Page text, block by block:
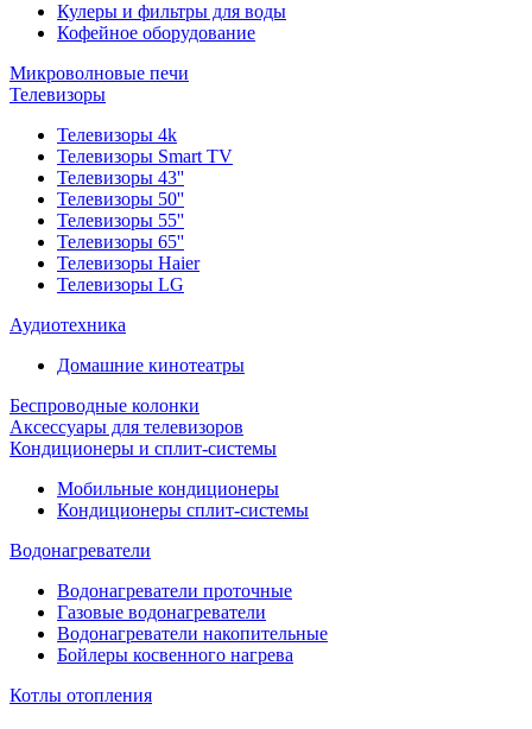
Кулеры и фильтры для воды
Кофейное оборудование
Микроволновые печи
Телевизоры
Телевизоры 4k
Телевизоры Smart TV
Телевизоры 43''
Телевизоры 50''
Телевизоры 55''
Телевизоры 65''
Телевизоры Haier
Телевизоры LG
Аудиотехника
Домашние кинотеатры
Беспроводные колонки
Аксессуары для телевизоров
Кондиционеры и сплит-системы
Мобильные кондиционеры
Кондиционеры сплит-системы
Водонагреватели
Водонагреватели проточные
Газовые водонагреватели
Водонагреватели накопительные
Бойлеры косвенного нагрева
Котлы отопления